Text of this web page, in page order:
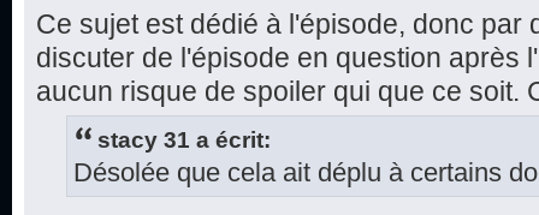
Ce sujet est dédié à l'épisode, donc par
discuter de l'épisode en question après
aucun risque de spoiler qui que ce soit.
stacy 31 a écrit:
Désolée que cela ait déplu à certains